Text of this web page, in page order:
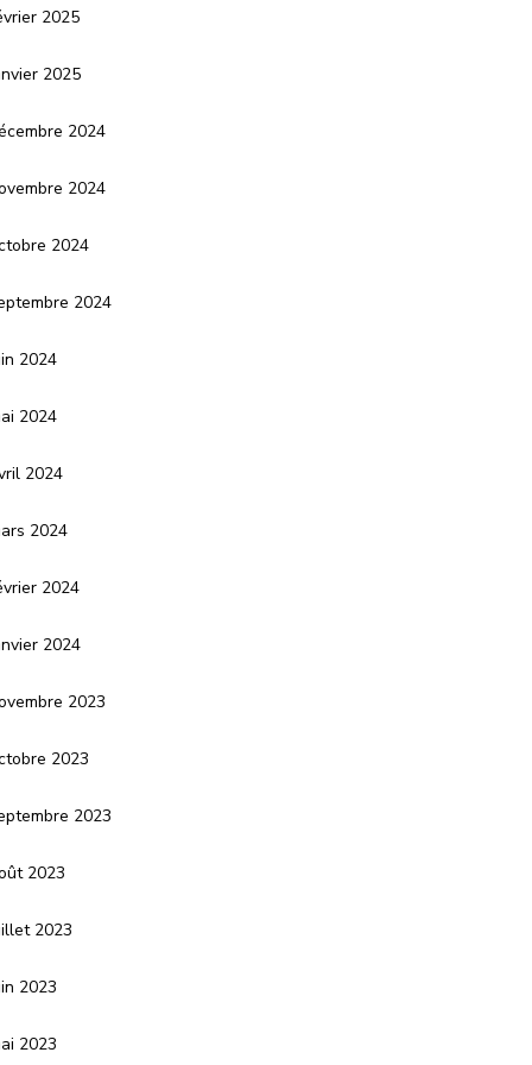
2025
2025
2024
2024
2024
2024
2024
2024
2024
2024
2024
2024
2023
2023
2023
2023
2023
2023
2023